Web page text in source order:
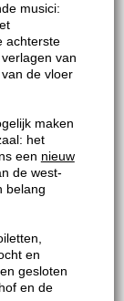
musici:
achterste
van
de vloer
maken
het
een nieuw
de west-
belang
en
gesloten
en de